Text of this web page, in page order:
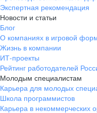
Экспертная рекомендация
Новости и статьи
Блог
О компаниях в игровой
Жизнь в компании
ИТ-проекты
Рейтинг работодателей
Молодым специалистам
Карьера для молодых
Школа программистов
Карьера в некоммерческих